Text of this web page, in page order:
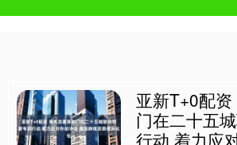
亚新T+0配
门在二十五
行动 着力应